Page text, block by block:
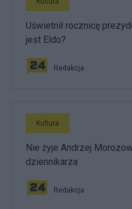
Uświetnił rocznicę
jest Eldo?
Redakcja
Kultura
Nie żyje Andrzej
dziennikarza
Redakcja